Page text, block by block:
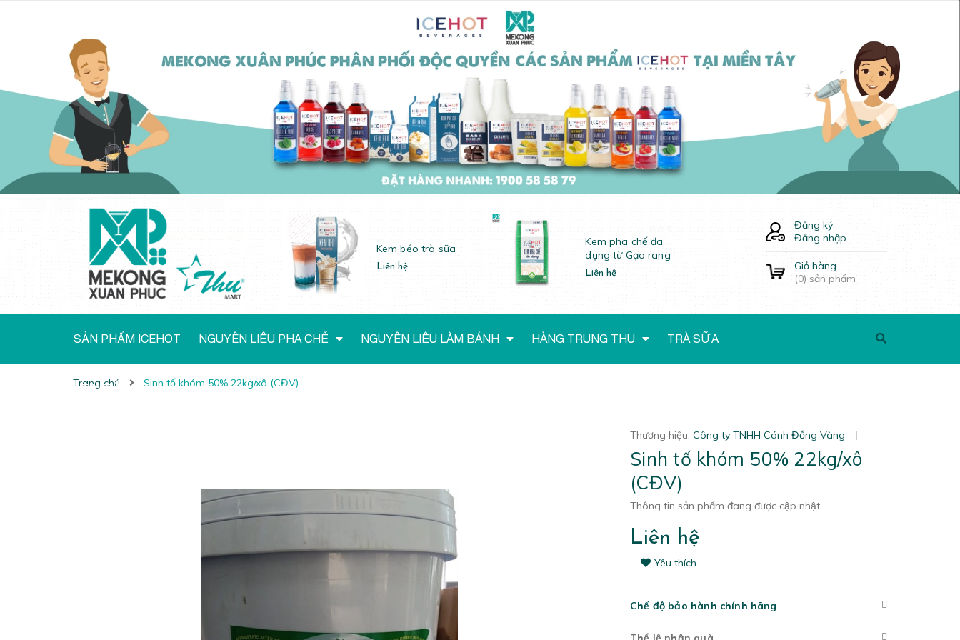
21350
Liên hệ
Kem béo trà sữa
Liên hệ
Kem pha chế đa
dụng từ Gạo rang
Liên hệ
Đăng ký
Đăng nhập
Giỏ hàng
(0) sản phẩm
SẢN PHẨM ICEHOT NGUYÊN LIỆU PHA CHẾ NGUYÊN LIỆU LÀM BÁNH HÀNG TRUNG THU TRÀ SỮA
TIN TỨC
Trang chủ Sinh tố khóm 50% 22kg/xô (CĐV)
Thương hiệu: Công ty TNHH Cánh Đồng Vàng |
Sinh tố khóm 50% 22kg/xô
(CĐV)
Thông tin sản phẩm đang được cập nhật
Liên hệ
Yêu thích
Chế độ bảo hành chính hãng